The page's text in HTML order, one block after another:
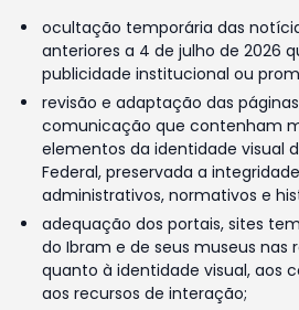
ocultação temporária das
anteriores a 4 de julho de 2026
publicidade institucional ou
revisão e adaptação das
comunicação que contenham
elementos da identidade visual
Federal, preservada a
administrativos, normativos e
adequação dos portais, sites
do Ibram e de seus museus nas
quanto à identidade visual, aos
aos recursos de interação;